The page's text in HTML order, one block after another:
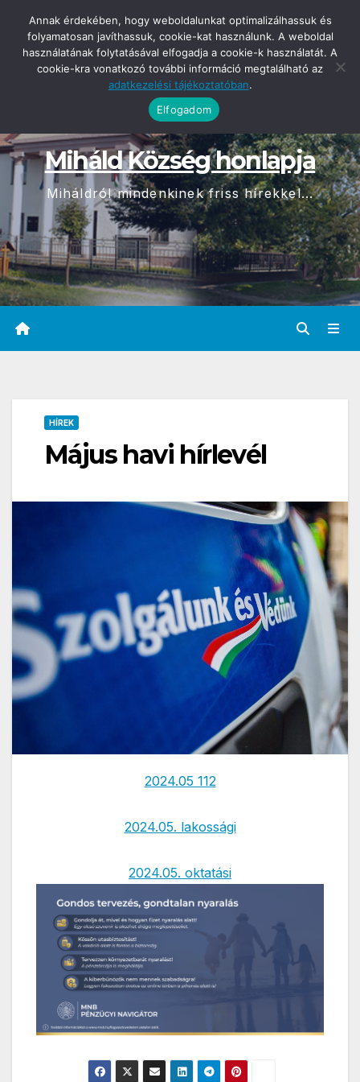
content
2026-08-08 09:34
Miháld Község honlapja
Miháldról mindenkinek friss hírekkel...
HÍREK
Május havi hírlevél
2024.05 112
2024.05. lakossági
2024.05. oktatási
Annak érdekében, hogy weboldalunkat optimalizálhassuk és
folyamatosan javíthassuk, cookie-kat használunk. A weboldal
használatának folytatásával elfogadja a cookie-k használatát. A
cookie-kra vonatkozó további információ megtalálható az
adatkezelési tájékoztatóban.
Elfogadom